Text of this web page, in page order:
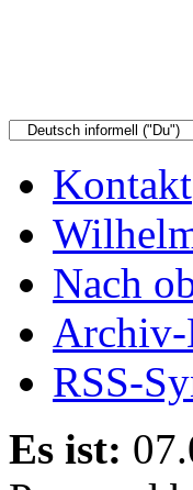
Kontakt
Nach
RSS-
Es ist: